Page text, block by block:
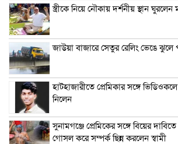
স্ত্রীকে নিয়ে নৌকায় দর্শনীয় স্থান ঘুরলেন
জাউয়া বাজারে সেতুর রেলিং ভেঙে ঝুলে
হাটহাজারীতে প্রেমিকার সঙ্গে
নিলেন
সুনামগঞ্জে প্রেমিকের সঙ্গে বিয়ের
গোসল করে সম্পর্ক ছিন্ন করলেন স্বামী